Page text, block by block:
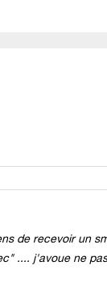
de recevoir un
.... j'avoue ne